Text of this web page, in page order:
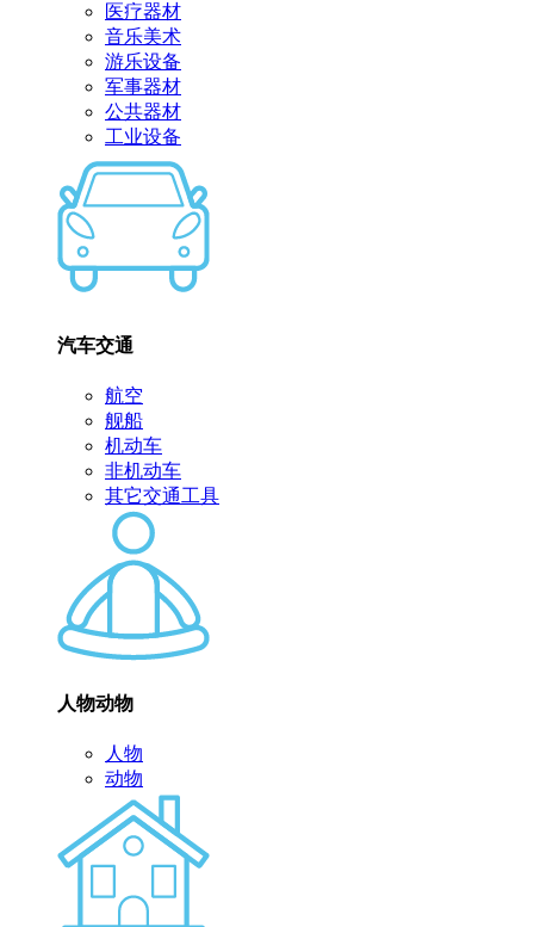
医疗器材
音乐美术
游乐设备
军事器材
公共器材
工业设备
汽车交通
航空
舰船
机动车
非机动车
其它交通工具
人物动物
人物
动物